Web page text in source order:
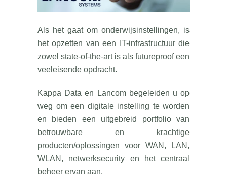
Als het gaat om onderwijsinstellingen, is
het opzetten van een IT-infrastructuur die
zowel state-of-the-art is als futureproof een
veeleisende opdracht.
Kappa Data en Lancom begeleiden u op
weg om een digitale instelling te worden
en bieden een uitgebreid portfolio van
betrouwbare en krachtige
producten/oplossingen voor WAN, LAN,
WLAN, netwerksecurity en het centraal
beheer ervan aan.